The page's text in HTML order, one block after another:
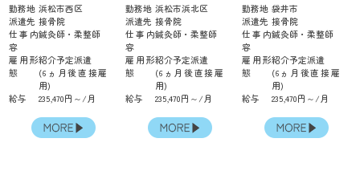
勤務地 浜松市西区
派遣先 接骨院
仕事内
容
鍼灸師・柔整師
雇用形
態
紹介予定派遣
(6ヵ月後直接雇
用)
給与
235,470円～/月
勤務地 浜松市浜北区
派遣先 接骨院
仕事内
容
鍼灸師・柔整師
雇用形
態
紹介予定派遣
(6ヵ月後直接雇
用)
給与
235,470円～/月
勤務地 袋井市
派遣先 接骨院
仕事内
容
鍼灸師・柔整師
雇用形
態
紹介予定派遣
(6ヵ月後直接雇
用)
給与
235,470円～/月